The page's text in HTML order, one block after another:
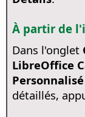
À partir de
Dans l'onglet
LibreOffice
Personnalisé
détaillés,